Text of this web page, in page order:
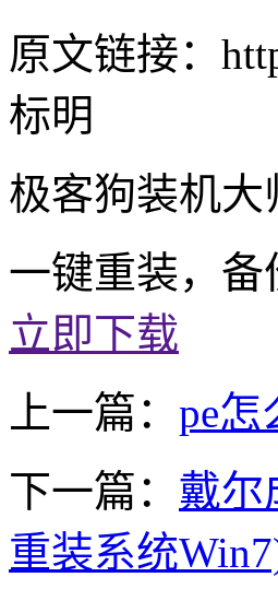
原文链接：
标明
极客狗装机
一键重装，
立即下载
上一篇： pe怎
下一篇： 戴尔
重装系统